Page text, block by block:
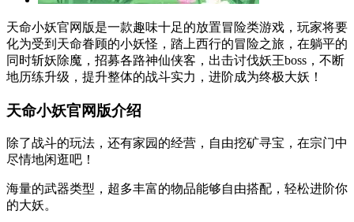
天命小妖官网版是一款趣味十足的放置冒险类游戏，玩家将要
化为受到天命眷顾的小妖怪，踏上西行的冒险之旅，在躺平的
同时斩妖除魔，招募各路神仙侠客，出击讨伐妖王boss，不断
地历练升级，提升整体的战斗实力，进阶成为终极大妖！
天命小妖官网版介绍
除了战斗的玩法，还有家园的经营，自由挖矿寻宝，在宗门中
尽情地闲逛吧！
海量的武器类型，超多丰富的物品能够自由搭配，轻松进阶你
的大妖。